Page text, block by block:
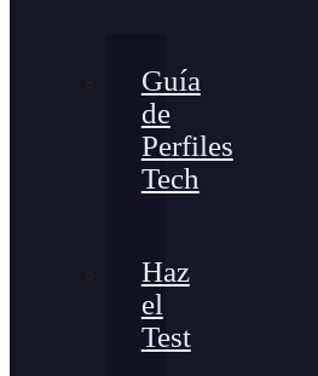
Guía
de
Perfiles
Tech
Haz
el
Test